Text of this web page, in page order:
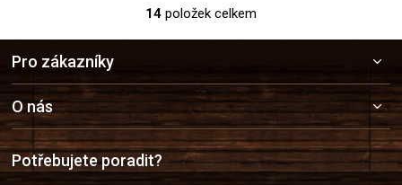
O
v
d
a
c
í
p
r
14 položek celkem
a
t
í
Pro zákazníky
O nás
Potřebujete poradit?